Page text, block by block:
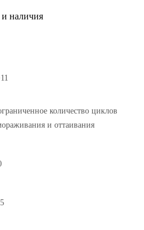
наличия
количество циклов
и оттаивания